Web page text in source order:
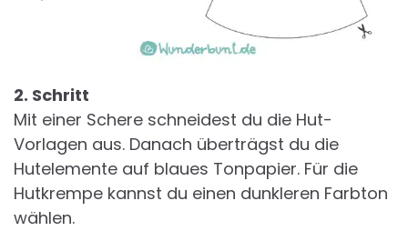
2. Schritt
Mit einer Schere schneidest du die Hut-
Vorlagen aus. Danach überträgst du die
Hutelemente auf blaues Tonpapier. Für die
Hutkrempe kannst du einen dunkleren Farbton
wählen.